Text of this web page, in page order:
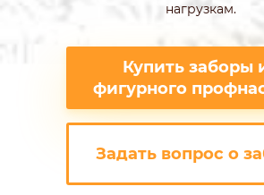
нагрузкам.
Купить заборы
фигурного
Задать вопрос о